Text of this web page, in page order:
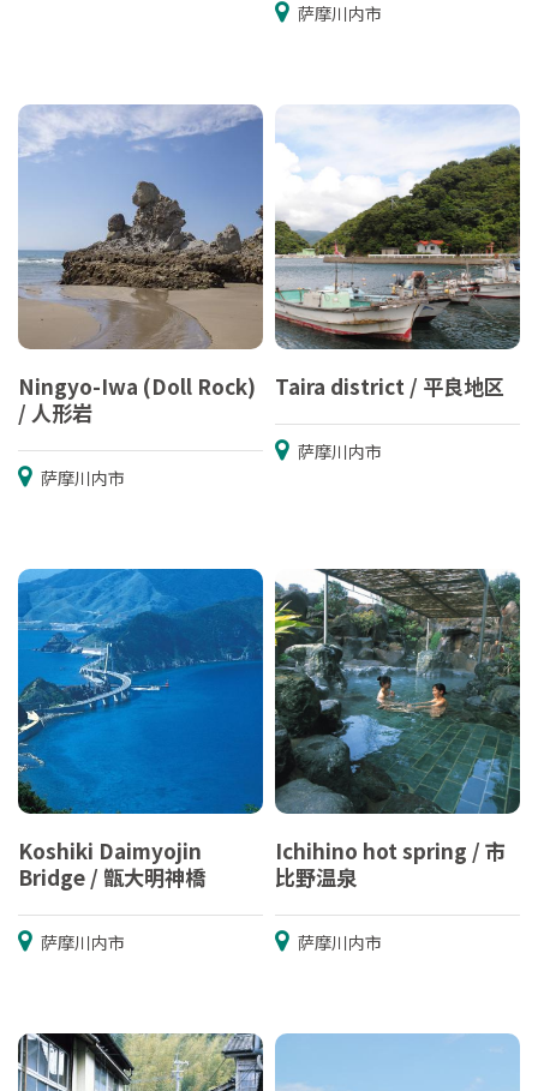
萨摩川内市
Ningyo-Iwa (Doll Rock)
/ 人形岩
萨摩川内市
Taira district / 平良地区
萨摩川内市
Koshiki Daimyojin
Bridge / 甑大明神橋
萨摩川内市
Ichihino hot spring / 市
比野温泉
萨摩川内市